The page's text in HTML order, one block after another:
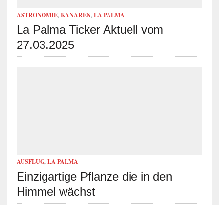
ASTRONOMIE, KANAREN, LA PALMA
La Palma Ticker Aktuell vom
27.03.2025
AUSFLUG, LA PALMA
Einzigartige Pflanze die in den
Himmel wächst